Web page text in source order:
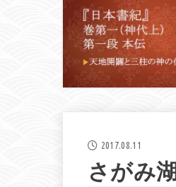
2017.08.11
さがみ